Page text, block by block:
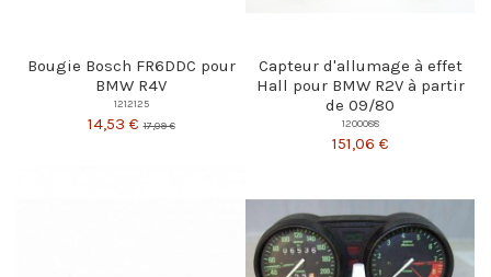
Bougie Bosch FR6DDC pour
BMW R4V
1212125
14,53 €17,09 €
Capteur d'allumage à effet
Hall pour BMW R2V à partir
de 09/80
1200088
151,06 €